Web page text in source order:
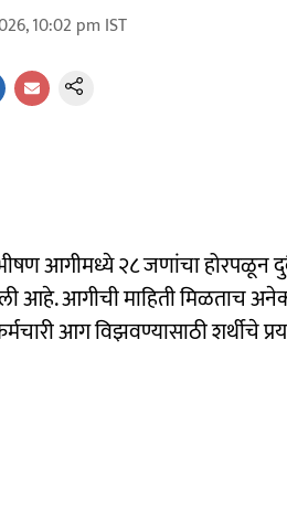
10:02 pm IST
आगीमध्ये २८ जणांचा होरपळून
आहे. आगीची माहिती मिळताच
आग विझवण्यासाठी शर्थीचे